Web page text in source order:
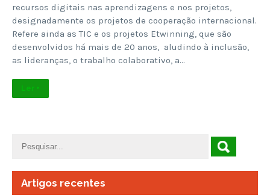
recursos digitais nas aprendizagens e nos projetos,
designadamente os projetos de cooperação internacional.
Refere ainda as TIC e os projetos Etwinning, que são
desenvolvidos há mais de 20 anos, aludindo à inclusão,
as lideranças, o trabalho colaborativo, a…
Ler +
Artigos recentes